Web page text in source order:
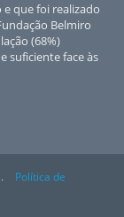
e que foi realizado
Belmiro
(68%)
suficiente face às
Política de